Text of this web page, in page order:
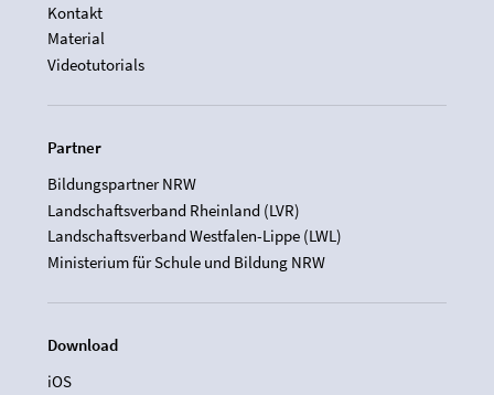
Kontakt
Material
Videotutorials
Partner
Bildungspartner NRW
Landschaftsverband Rheinland (LVR)
Landschaftsverband Westfalen-Lippe (LWL)
Ministerium für Schule und Bildung NRW
Download
iOS